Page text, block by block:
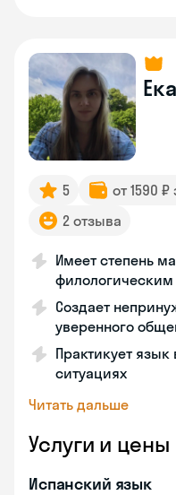
5 от 1590
2 отзыва
Имеет степень
Создает
уверенного
Практикует
ситуациях
Читать дальше
Услуги и цены
Испанский язык